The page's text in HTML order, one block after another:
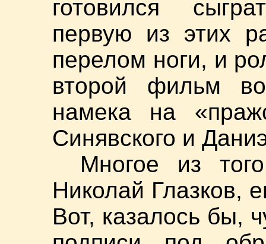
готовился
первую из этих
перелом ноги, и
второй фильм
намека на
Синявского и
Многое из
Николай Глазков,
Вот, казалось бы,